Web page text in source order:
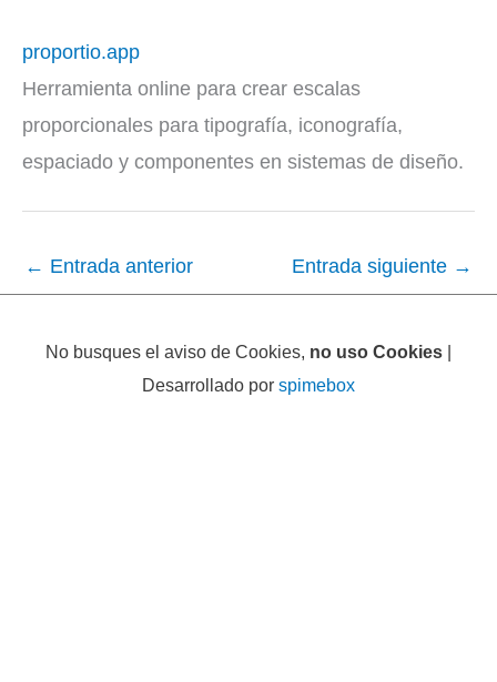
proportio.app
Herramienta online para crear escalas
proporcionales para tipografía, iconografía,
espaciado y componentes en sistemas de diseño.
← Entrada anterior Entrada siguiente →
No busques el aviso de Cookies, no uso Cookies |
Desarrollado por spimebox